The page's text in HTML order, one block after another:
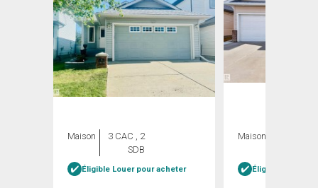
Maison
3 CAC , 2
SDB
Éligible Louer pour acheter
Maison
Éligible Louer